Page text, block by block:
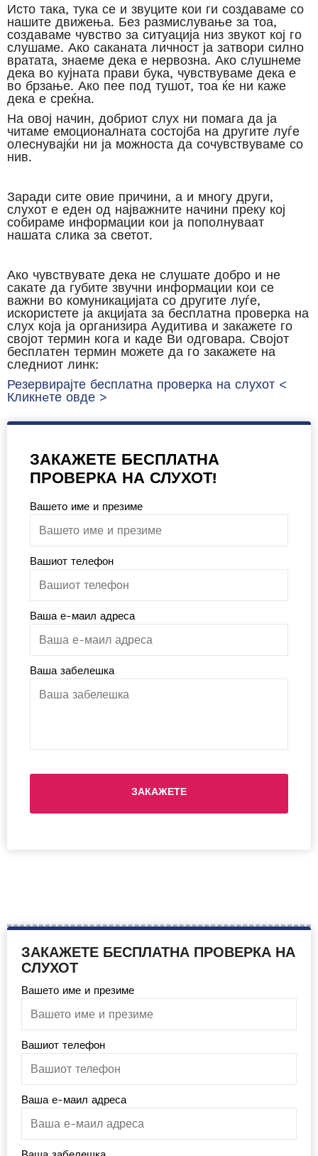
Исто така, тука се и звуците кои ги создаваме со
нашите движења. Без размислување за тоа,
создаваме чувство за ситуација низ звукот кој го
слушаме. Ако саканата личност ја затвори силно
вратата, знаеме дека е нервозна. Ако слушнеме
дека во кујната прави бука, чувствуваме дека е
во брзање. Ако пее под тушот, тоа ќе ни каже
дека е среќна.
На овој начин, добриот слух ни помага да ја
читаме емоционалната состојба на другите луѓе
олеснувајќи ни ја можноста да сочувствуваме со
нив.
Заради сите овие причини, а и многу други,
слухот е еден од најважните начини преку кој
собираме информации кои ја пополнуваат
нашата слика за светот.
Ако чувствувате дека не слушате добро и не
сакате да губите звучни информации кои се
важни во комуникацијата со другите луѓе,
искористете ја акцијата за бесплатна проверка на
слух која ја организира Аудитива и закажете го
својот термин кога и каде Ви одговара. Својот
бесплатен термин можете да го закажете на
следниот линк:
Резервирајте бесплатна проверка на слухот <
Кликнeте овде >
ЗАКАЖЕТЕ БЕСПЛАТНА
ПРОВЕРКА НА СЛУХОТ!
Вашето име и презиме
Вашиот телефон
Ваша е-маил адреса
Ваша забелешка
Please leave this field empty.
ЗАКАЖЕТЕ БЕСПЛАТНА ПРОВЕРКА НА
СЛУХОТ
Вашето име и презиме
Вашиот телефон
Ваша е-маил адреса